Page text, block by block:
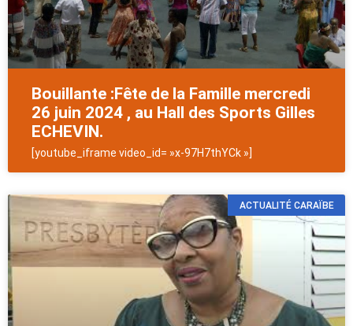
Bouillante :Fête de la Famille mercredi
26 juin 2024 , au Hall des Sports Gilles
ECHEVIN.
[youtube_iframe video_id= »x-97H7thYCk »]
ACTUALITÉ CARAÏBE